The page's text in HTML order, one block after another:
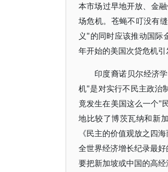
本市场过早地开放、金
场危机。苍蝇不叮没有
义"的同时应该推动国
年开始的美国次贷危机
印度裔诺贝尔经济
机"是对实行不民主政治
竟发生在美国这么一个"
地比较了博茨瓦纳和新
《民主的价值观放之四
全世界经济增长纪录最
要把新加坡或中国的高